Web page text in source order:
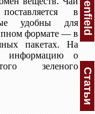
в
удобны для
формате — в
пакетах. На
информацию о
зеленого
Статьи